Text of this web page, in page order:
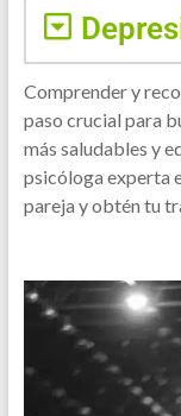
Comprender y
paso crucial para
más saludables y
psicóloga experta
pareja y obtén tu